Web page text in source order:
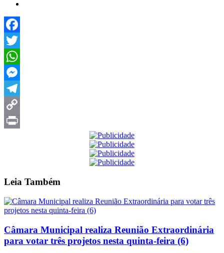
Facebook
Twitter
WhatsApp
Messenger
Telegram
Copy
Leia Também
Câmara Municipal realiza Reunião Extraordinária
para votar três projetos nesta quinta-feira (6)